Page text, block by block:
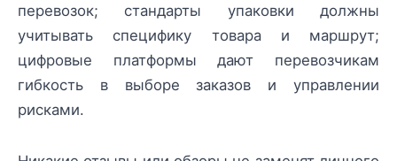
перевозок; стандарты упаковки должны
учитывать специфику товара и маршрут;
цифровые платформы дают перевозчикам
гибкость в выборе заказов и управлении
рисками.